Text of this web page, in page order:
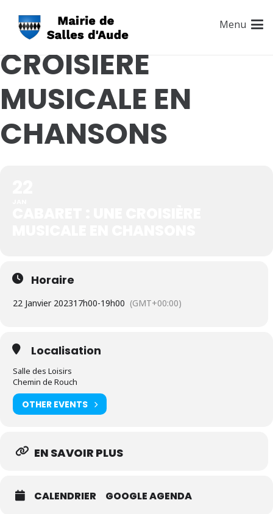
Menu
CABARET : UNE
CROISIÈRE
MUSICALE EN
CHANSONS
Horaire
22 Janvier 202317h00-19h00 (GMT+00:00)
Localisation
Salle des Loisirs
Chemin de Rouch
OTHER EVENTS
EN SAVOIR PLUS
CALENDRIER GOOGLE AGENDA